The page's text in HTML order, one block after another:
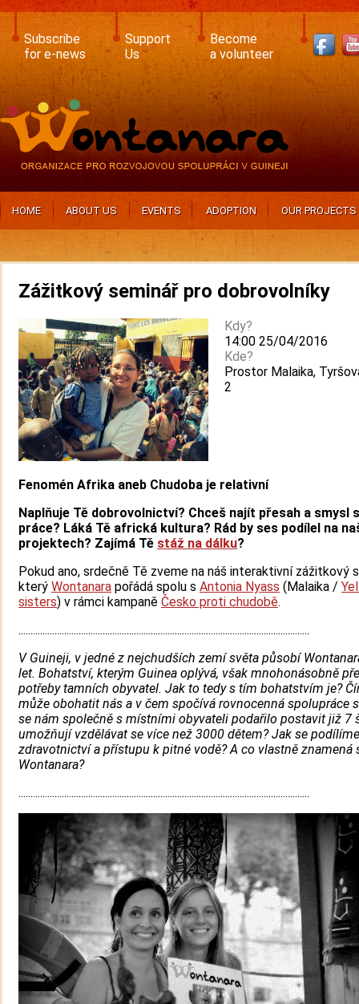
Skip
main
content
Subscribe
for e-news
Support
Us
Become
a volunteer
HOME ABOUT US EVENTS ADOPTION OUR PROJECTS
Zážitkový seminář pro dobrovolníky
Kdy?
14:00 25/04/2016
Kde?
Prostor Malaika,
2
Fenomén Afrika aneb Chudoba je relativní
Naplňuje Tě dobrovolnictví? Chceš najít přesah a smysl
práce? Láká Tě africká kultura? Rád by ses podílel na
projektech? Zajímá Tě stáž na dálku?
Pokud ano, srdečně Tě zveme na náš interaktivní zážitkový
který Wontanara pořádá spolu s Antonia Nyass (Malaika /
sisters) v rámci kampaně Česko proti chudobě.
.........................................................................................................................
V Guineji, v jedné z nejchudších zemí světa působí
let. Bohatství, kterým Guinea oplývá, však mnohonásobně
potřeby tamních obyvatel. Jak to tedy s tím bohatstvím je?
může obohatit nás a v čem spočívá rovnocenná spolupráce
se nám společně s místními obyvateli podařilo postavit již 7
umožňují vzdělávat se více než 3000 dětem? Jak se
zdravotnictví a přístupu k pitné vodě? A co vlastně znamená
Wontanara?
.........................................................................................................................